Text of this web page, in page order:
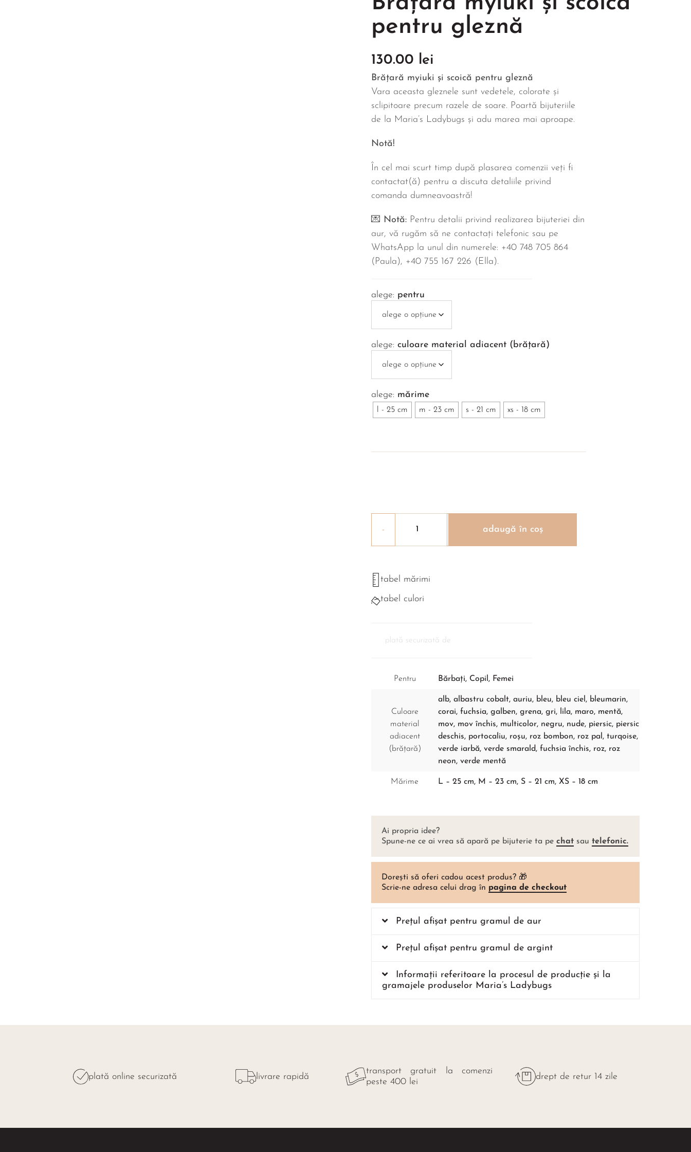
pentru gleznă
130.00 lei
Brățară myiuki și scoică pentru gleznă
Vara aceasta gleznele sunt vedetele, colorate și
sclipitoare precum razele de soare. Poartă bijuteriile
de la Maria’s Ladybugs și adu marea mai aproape.
Notă!
În cel mai scurt timp după plasarea comenzii veți fi
contactat(ă) pentru a discuta detaliile privind
comanda dumneavoastră!
💌 Notă: Pentru detalii privind realizarea bijuteriei din
aur, vă rugăm să ne contactați telefonic sau pe
WhatsApp la unul din numerele: +40 748 705 864
(Paula), ‪+40 755 167 226‬ (Ella).
pentru
culoare material adiacent (brățară)
mărime
l - 25 cm m - 23 cm s - 21 cm xs - 18 cm
adaugă în coș
tabel mărimi
tabel culori
plată securizată de
Pentru Bărbați, Copil, Femei
Culoare
material
adiacent
(brățară)
alb, albastru cobalt, auriu, bleu, bleu ciel, bleumarin,
corai, fuchsia, galben, grena, gri, lila, maro, mentă,
mov, mov închis, multicolor, negru, nude, piersic, piersic
deschis, portocaliu, roșu, roz bombon, roz pal, turqoise,
verde iarbă, verde smarald, fuchsia închis, roz, roz
neon, verde mentă
Mărime L – 25 cm, M – 23 cm, S – 21 cm, XS – 18 cm
Ai propria idee?
Spune-ne ce ai vrea să apară pe bijuterie ta pe chat sau telefonic.
Dorești să oferi cadou acest produs? 🎁
Scrie-ne adresa celui drag în pagina de checkout
Prețul afișat pentru gramul de aur
Prețul afișat pentru gramul de argint
Informații referitoare la procesul de producție și la
gramajele produselor Maria’s Ladybugs
plată online securizată livrare rapidă
transport gratuit la comenzi
peste 400 lei
drept de retur 14 zile